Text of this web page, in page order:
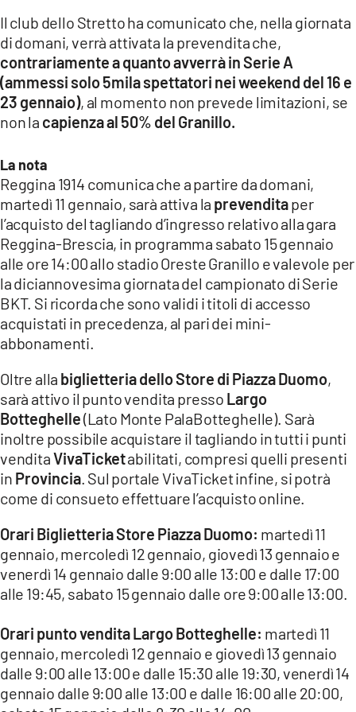
LACITYMAG.IT
ILREGGINO.IT
COSENZACHANNEL.IT
ILVIBONESE.IT
CATANZAROCHANNEL.IT
LACAPITALENEWS.IT
App
ANDROID
APPLE
Il club dello Stretto ha comunicato che, nella giornata
di domani, verrà attivata la prevendita che,
contrariamente a quanto avverrà in Serie A
(ammessi solo 5mila spettatori nei weekend del 16 e
23 gennaio), al momento non prevede limitazioni, se
non la capienza al 50% del Granillo.
La nota
Reggina 1914 comunica che a partire da domani,
martedì 11 gennaio, sarà attiva la prevenditaper
l’acquisto del tagliando d’ingresso relativo alla gara
Reggina-Brescia, in programma sabato 15 gennaio
alle ore 14:00 allo stadio Oreste Granillo e valevole per
la diciannovesima giornata del campionato di Serie
BKT. Si ricorda che sono validi i titoli di accesso
acquistati in precedenza, al pari dei mini-
abbonamenti.
Oltre alla biglietteria dello Store di Piazza Duomo,
sarà attivo il punto vendita presso Largo
Botteghelle(Lato Monte PalaBotteghelle). Sarà
inoltre possibile acquistare il tagliando in tutti i punti
venditaVivaTicketabilitati, compresi quelli presenti
in Provincia. Sul portale VivaTicket infine, si potrà
come di consueto effettuare l’acquisto online.
Orari Biglietteria Store Piazza Duomo: martedì 11
gennaio, mercoledì 12 gennaio, giovedì 13 gennaio e
venerdì 14 gennaio dalle 9:00 alle 13:00 e dalle 17:00
alle 19:45, sabato 15 gennaio dalle ore 9:00 alle 13:00.
Orari punto vendita Largo Botteghelle: martedì 11
gennaio, mercoledì 12 gennaio e giovedì 13 gennaio
dalle 9:00 alle 13:00 e dalle 15:30 alle 19:30, venerdì 14
gennaio dalle 9:00 alle 13:00 e dalle 16:00 alle 20:00,